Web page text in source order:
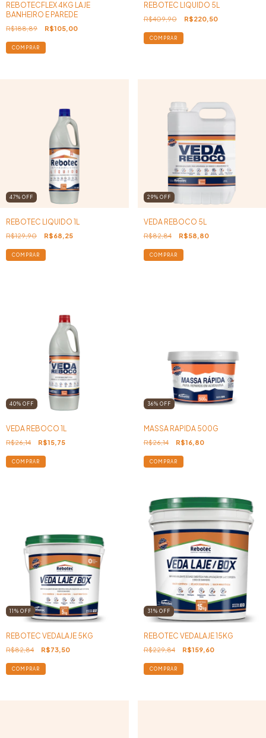
REBOTECFLEX 4KG LAJE
BANHEIRO E PAREDE
R$188,89 R$105,00
REBOTEC LIQUIDO 5L
R$409,90 R$220,50
47% OFF
REBOTEC LIQUIDO 1L
R$129,90 R$68,25
29% OFF
VEDA REBOCO 5L
R$82,84 R$58,80
40% OFF
VEDA REBOCO 1L
R$26,14 R$15,75
36% OFF
MASSA RAPIDA 500G
R$26,14 R$16,80
11 % OFF
REBOTEC VEDALAJE 5KG
R$82,84 R$73,50
31 % OFF
REBOTEC VEDALAJE 15KG
R$229,84 R$159,60